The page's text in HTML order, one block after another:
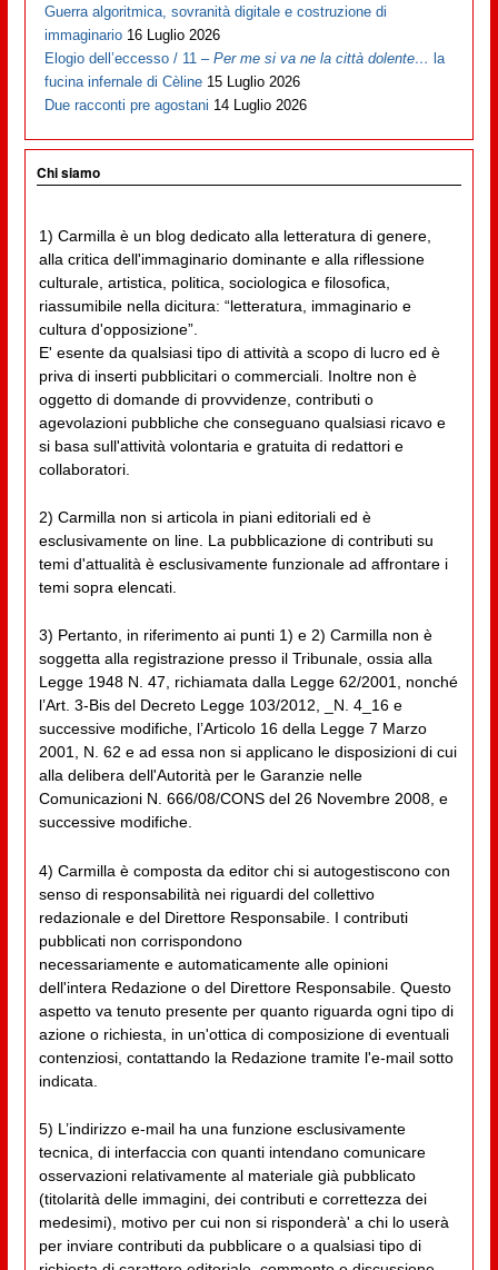
Guerra algoritmica, sovranità digitale e costruzione di
immaginario 16 Luglio 2026
Elogio dell’eccesso / 11 –Per me si va ne la città dolente… la
fucina infernale di Cèline 15 Luglio 2026
Due racconti pre agostani 14 Luglio 2026
Chi siamo
1) Carmilla è un blog dedicato alla letteratura di genere,
alla critica dell'immaginario dominante e alla riflessione
culturale, artistica, politica, sociologica e filosofica,
riassumibile nella dicitura: “letteratura, immaginario e
cultura d'opposizione”.
E' esente da qualsiasi tipo di attività a scopo di lucro ed è
priva di inserti pubblicitari o commerciali. Inoltre non è
oggetto di domande di provvidenze, contributi o
agevolazioni pubbliche che conseguano qualsiasi ricavo e
si basa sull'attività volontaria e gratuita di redattori e
collaboratori.
2) Carmilla non si articola in piani editoriali ed è
esclusivamente on line. La pubblicazione di contributi su
temi d'attualità è esclusivamente funzionale ad affrontare i
temi sopra elencati.
3) Pertanto, in riferimento ai punti 1) e 2) Carmilla non è
soggetta alla registrazione presso il Tribunale, ossia alla
Legge 1948 N. 47, richiamata dalla Legge 62/2001, nonché
l’Art. 3-Bis del Decreto Legge 103/2012, _N. 4_16 e
successive modifiche, l’Articolo 16 della Legge 7 Marzo
2001, N. 62 e ad essa non si applicano le disposizioni di cui
alla delibera dell'Autorità per le Garanzie nelle
Comunicazioni N. 666/08/CONS del 26 Novembre 2008, e
successive modifiche.
4) Carmilla è composta da editor chi si autogestiscono con
senso di responsabilità nei riguardi del collettivo
redazionale e del Direttore Responsabile. I contributi
pubblicati non corrispondono
necessariamente e automaticamente alle opinioni
dell'intera Redazione o del Direttore Responsabile. Questo
aspetto va tenuto presente per quanto riguarda ogni tipo di
azione o richiesta, in un'ottica di composizione di eventuali
contenziosi, contattando la Redazione tramite l'e-mail sotto
indicata.
5) L’indirizzo e-mail ha una funzione esclusivamente
tecnica, di interfaccia con quanti intendano comunicare
osservazioni relativamente al materiale già pubblicato
(titolarità delle immagini, dei contributi e correttezza dei
medesimi), motivo per cui non si risponderà' a chi lo userà
per inviare contributi da pubblicare o a qualsiasi tipo di